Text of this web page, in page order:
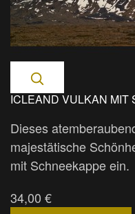
ICLEAND VULKAN MIT
Dieses
majestätische
mit Schneekappe ein.
34,00 €